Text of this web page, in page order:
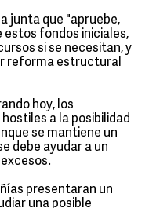
junta que "apruebe,
estos fondos iniciales,
si se necesitan, y
reforma estructural
hoy, los
a la posibilidad
se mantiene un
debe ayudar a un
presentaran un
una posible